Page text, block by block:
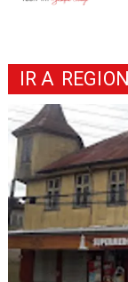
IR A